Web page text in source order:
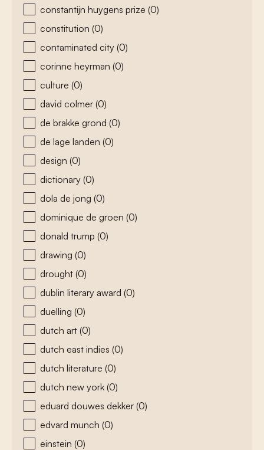
constantijn huygens prize (0)
constitution (0)
contaminated city (0)
corinne heyrman (0)
culture (0)
david colmer (0)
de brakke grond (0)
de lage landen (0)
design (0)
dictionary (0)
dola de jong (0)
dominique de groen (0)
donald trump (0)
drawing (0)
drought (0)
dublin literary award (0)
duelling (0)
dutch art (0)
dutch east indies (0)
dutch literature (0)
dutch new york (0)
eduard douwes dekker (0)
edvard munch (0)
einstein (0)